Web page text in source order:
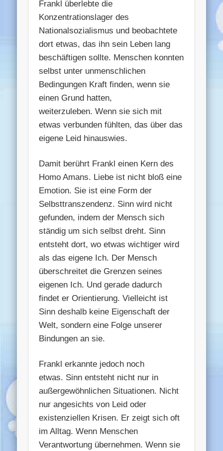
Frankl überlebte die
Konzentrationslager des
Nationalsozialismus und beobachtete
dort etwas, das ihn sein Leben lang
beschäftigen sollte. Menschen konnten
selbst unter unmenschlichen
Bedingungen Kraft finden, wenn sie
einen Grund hatten,
weiterzuleben. Wenn sie sich mit
etwas verbunden fühlten, das über das
eigene Leid hinauswies.
Damit berührt Frankl einen Kern des
Homo Amans. Liebe ist nicht bloß eine
Emotion. Sie ist eine Form der
Selbsttranszendenz. Sinn wird nicht
gefunden, indem der Mensch sich
ständig um sich selbst dreht. Sinn
entsteht dort, wo etwas wichtiger wird
als das eigene Ich. Der Mensch
überschreitet die Grenzen seines
eigenen Ich. Und gerade dadurch
findet er Orientierung. Vielleicht ist
Sinn deshalb keine Eigenschaft der
Welt, sondern eine Folge unserer
Bindungen an sie.
Frankl erkannte jedoch noch
etwas. Sinn entsteht nicht nur in
außergewöhnlichen Situationen. Nicht
nur angesichts von Leid oder
existenziellen Krisen. Er zeigt sich oft
im Alltag. Wenn Menschen
Verantwortung übernehmen. Wenn sie